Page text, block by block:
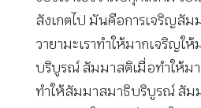
สังเกตไป มันคือการเจริญสัม
วายามะเราทำให้มากเจริญใ
บริบูรณ์ สัมมาสติเมื่อทำให้ม
ทำให้สัมมาสมาธิบริบูรณ์ สัม